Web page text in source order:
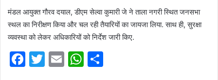
मंडल आयुक्त गौरव दयाल, डीएम सेल्वा कुमारी जे ने ताला नगरी स्थित जनसभा
स्थल का निरीक्षण किया और चल रही तैयारियों का जायजा लिया. साथ ही, सुरक्षा
व्यवस्था को लेकर अधिकारियों को निर्देश जारी किए.
F
T
E
W